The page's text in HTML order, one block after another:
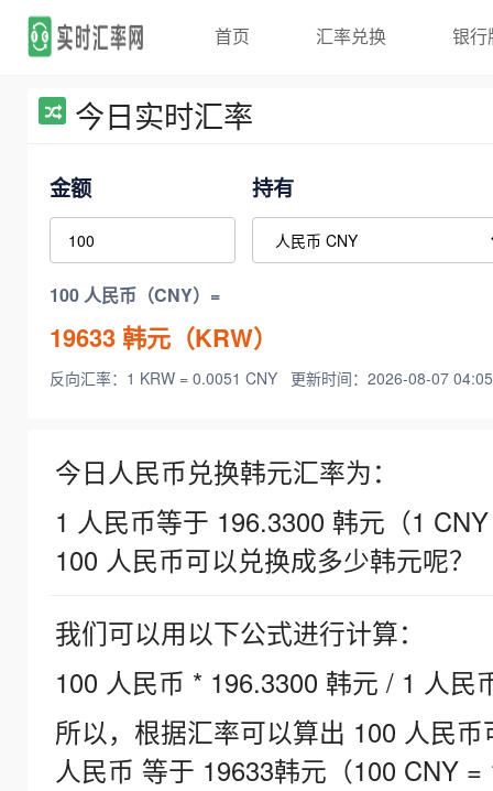
首页 汇率兑换 银行
今日实时汇率
金额 持有
100 人民币（CNY）=
19633韩元（KRW）
反向汇率：1 KRW = 0.0051 CNY 更新时间：2026-08-07
今日人民币兑换韩元汇率为：
1 人民币等于 196.3300 韩元（1
100 人民币可以兑换成多少韩元呢？
我们可以用以下公式进行计算：
100 人民币 * 196.3300 韩元 / 1 人民
所以，根据汇率可以算出 100 人民
人民币 等于 19633韩元（100 CNY =